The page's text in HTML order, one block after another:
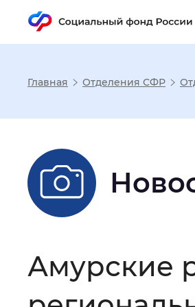
Размер шрифта
Шрифт
Интервал между
Главная Отделения СФР
Амурские